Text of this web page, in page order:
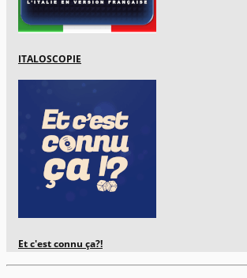
ITALOSCOPIE
Et c'est connu ça?!